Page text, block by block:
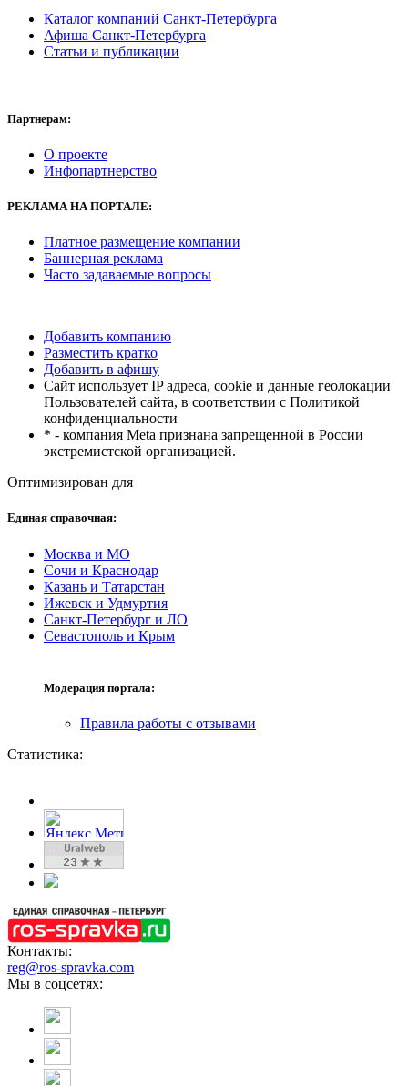
Каталог компаний Санкт-Петербурга
Афиша Санкт-Петербурга
Статьи и публикации
Партнерам:
О проекте
Инфопартнерство
РЕКЛАМАНА ПОРТАЛЕ:
Платное размещение компании
Баннерная реклама
Часто задаваемые вопросы
Добавить компанию
Разместить кратко
Добавить в афишу
Сайт использует IP адреса, cookie и данные геолокации
Пользователей сайта, в соответствии с Политикой
конфиденциальности
* - компания Meta признана запрещенной в России
экстремистской организацией.
Оптимизирован для
Единая справочная:
Москва и МО
Сочи и Краснодар
Казань и Татарстан
Ижевск и Удмуртия
Санкт-Петербург и ЛО
Севастополь и Крым
Модерация портала:
Правила работы с отзывами
Статистика:
Контакты:
reg@ros-spravka.com
Мы в соцсетях: